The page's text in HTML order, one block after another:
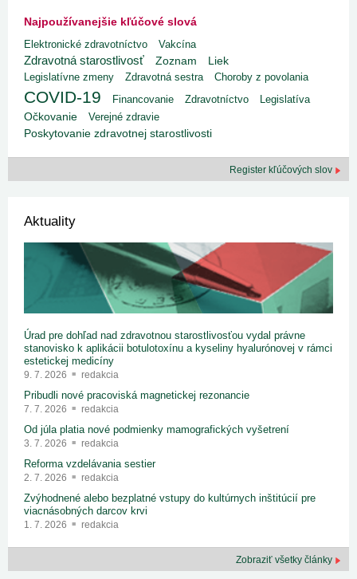
Najpoužívanejšie kľúčové slová
Elektronické zdravotníctvo Vakcína
Zdravotná starostlivosť Zoznam Liek
Legislatívne zmeny Zdravotná sestra Choroby z povolania
COVID-19 Financovanie Zdravotníctvo
Legislatíva
Očkovanie
Verejné zdravie
Poskytovanie zdravotnej starostlivosti
Register kľúčových slov
Aktuality
Úrad pre dohľad nad zdravotnou starostlivosťou vydal právne
stanovisko k aplikácii botulotoxínu a kyseliny hyalurónovej v rámci
estetickej medicíny
9. 7. 2026 redakcia
Pribudli nové pracoviská magnetickej rezonancie
7. 7. 2026 redakcia
Od júla platia nové podmienky mamografických vyšetrení
3. 7. 2026 redakcia
Reforma vzdelávania sestier
2. 7. 2026 redakcia
Zvýhodnené alebo bezplatné vstupy do kultúrnych inštitúcií pre
viacnásobných darcov krvi
1. 7. 2026 redakcia
Zobraziť všetky články